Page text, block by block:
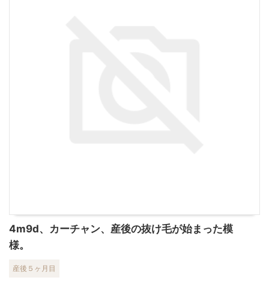
4m9d、カーチャン、産後の抜け毛が始まった模
様。
産後５ヶ月目